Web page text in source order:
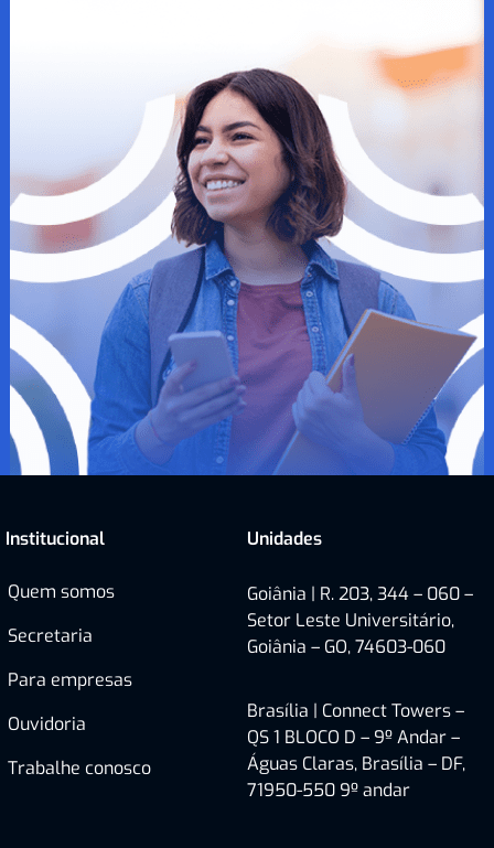
Institucional
Quem somos
Secretaria
Para empresas
Ouvidoria
Trabalhe conosco
Unidades
Goiânia | R. 203, 344 – 060 –
Setor Leste Universitário,
Goiânia – GO, 74603-060
Brasília | Connect Towers –
QS 1 BLOCO D – 9º Andar –
Águas Claras, Brasília – DF,
71950-550 9º andar